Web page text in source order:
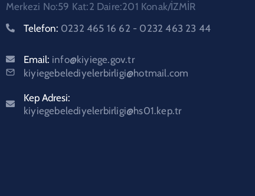
Merkezi No:59 Kat:2 Daire:201 Konak/İZMİR
Telefon: 0232 465 16 62 - 0232 463 23 44
Email: info@kiyiege.gov.tr
kiyiegebelediyelerbirligi@hotmail.com
Kep Adresi:
kiyiegebelediyelerbirligi@hs01.kep.tr